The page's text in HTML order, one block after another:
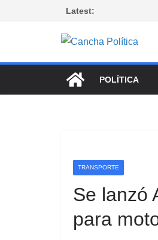
Latest:
POLÍTICA
TRANSPORTE
Se lanzó
para